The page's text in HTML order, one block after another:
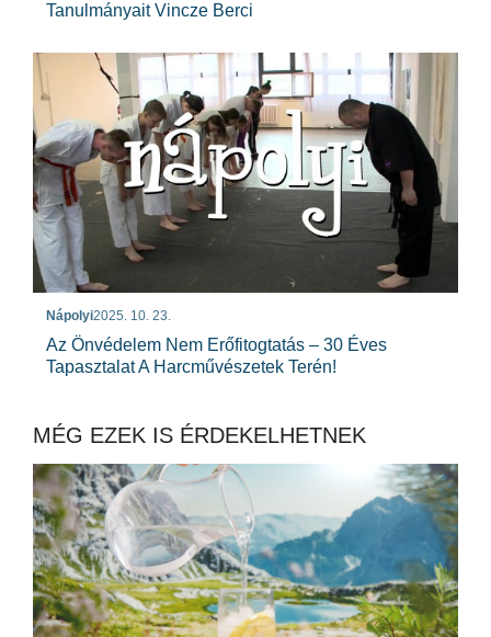
Tanulmányait Vincze Berci
Nápolyi2025. 10. 23.
Az Önvédelem Nem Erőfitogtatás – 30 Éves
Tapasztalat A Harcművészetek Terén!
MÉG EZEK IS ÉRDEKELHETNEK